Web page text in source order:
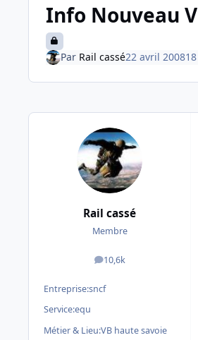
Info Nouveau
Par Rail cassé22 avril 2008
Rail cassé
Membre
10,6k
messages
Entreprise:sncf
Service:equ
Métier & Lieu:VB haute savoie